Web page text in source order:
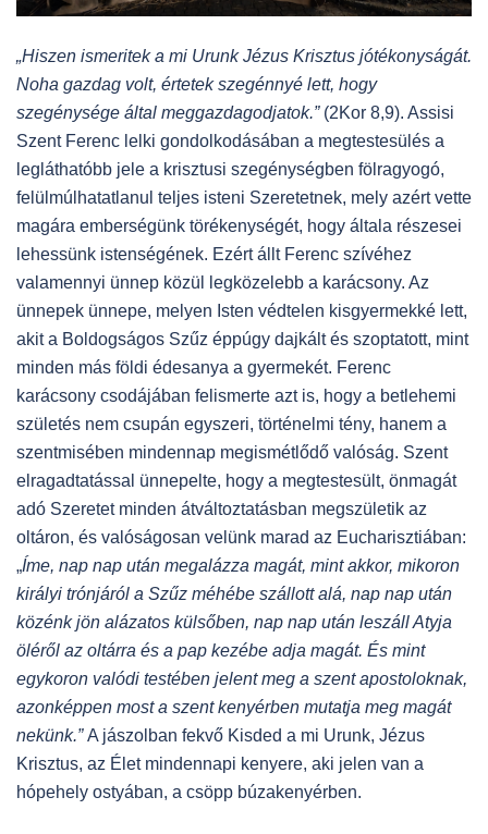
„Hiszen ismeritek a mi Urunk Jézus Krisztus jótékonyságát.
Noha gazdag volt, értetek szegénnyé lett, hogy
szegénysége által meggazdagodjatok.” (2Kor 8,9). Assisi
Szent Ferenc lelki gondolkodásában a megtestesülés a
legláthatóbb jele a krisztusi szegénységben fölragyogó,
felülmúlhatatlanul teljes isteni Szeretetnek, mely azért vette
magára emberségünk törékenységét, hogy általa részesei
lehessünk istenségének. Ezért állt Ferenc szívéhez
valamennyi ünnep közül legközelebb a karácsony. Az
ünnepek ünnepe, melyen Isten védtelen kisgyermekké lett,
akit a Boldogságos Szűz éppúgy dajkált és szoptatott, mint
minden más földi édesanya a gyermekét. Ferenc
karácsony csodájában felismerte azt is, hogy a betlehemi
születés nem csupán egyszeri, történelmi tény, hanem a
szentmisében mindennap megismétlődő valóság. Szent
elragadtatással ünnepelte, hogy a megtestesült, önmagát
adó Szeretet minden átváltoztatásban megszületik az
oltáron, és valóságosan velünk marad az Eucharisztiában:
„Íme, nap nap után megalázza magát, mint akkor, mikoron
királyi trónjáról a Szűz méhébe szállott alá, nap nap után
közénk jön alázatos külsőben, nap nap után leszáll Atyja
öléről az oltárra és a pap kezébe adja magát. És mint
egykoron valódi testében jelent meg a szent apostoloknak,
azonképpen most a szent kenyérben mutatja meg magát
nekünk.”A jászolban fekvő Kisded a mi Urunk, Jézus
Krisztus, az Élet mindennapi kenyere, aki jelen van a
hópehely ostyában, a csöpp búzakenyérben.